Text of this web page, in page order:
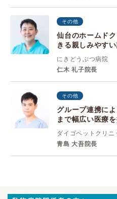
その他
仙台のホームド
きる親しみやす
にきどうぶつ病院
仁木 礼子院長
その他
グループ連携に
まで幅広い医療
ダイゴペットクリニ
青島 大吾院長